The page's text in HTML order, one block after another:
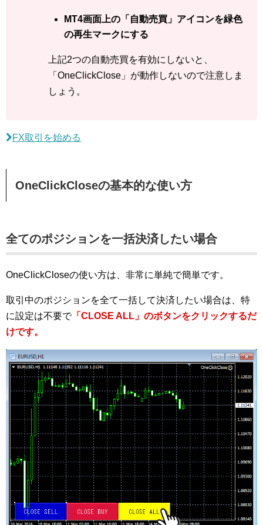
MT4画面上の「自動売買」アイコンを緑色
の再生マークにする
上記2つの自動売買を有効にしないと、
「OneClickClose」が動作しないので注意しま
しょう。
FX取引を始める
OneClickCloseの基本的な使い方
全てのポジションを一括決済したい場合
OneClickCloseの使い方は、非常に単純で簡単です。
取引中のポジションを全て一括して決済したい場合は、特
に設定は不要で「CLOSE ALL」のボタンをクリックするだ
けです。